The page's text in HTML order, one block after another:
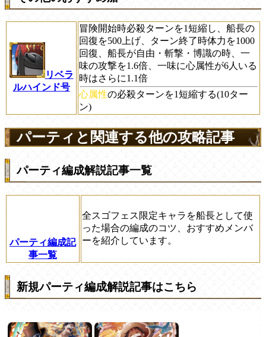
リベラ
ルハインド号
冒険開始時必殺ターンを1短縮し、船長の
回復を500上げ、ターン終了時体力を1000
回復、船長が自由・斬撃・博識の時、一
味の攻撃を1.6倍、一味に心属性が6人いる
時はさらに1.1倍
心属性の必殺ターンを1短縮する(10ター
ン)
パーティと関連する他の攻略記事
パーティ編成解説記事一覧
パーティ編成記
事一覧
全スゴフェス限定キャラを船長として使
った場合の編成のコツ、おすすめメンバ
ーを紹介しています。
新規パーティ編成解説記事はこちら